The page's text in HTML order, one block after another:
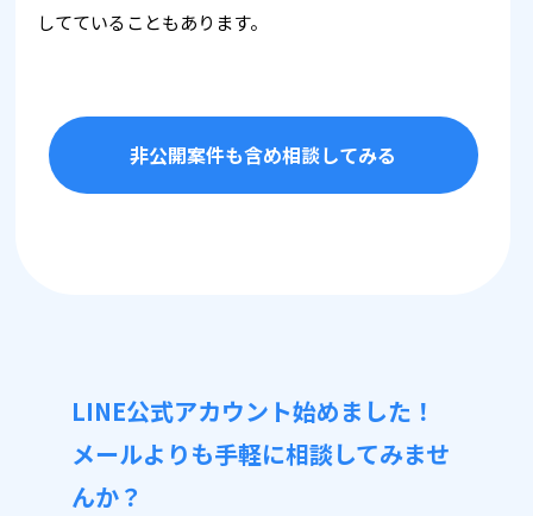
してていることもあります。
非公開案件も含め相談してみる
LINE公式アカウント始めました！
メールよりも手軽に相談してみませ
んか？